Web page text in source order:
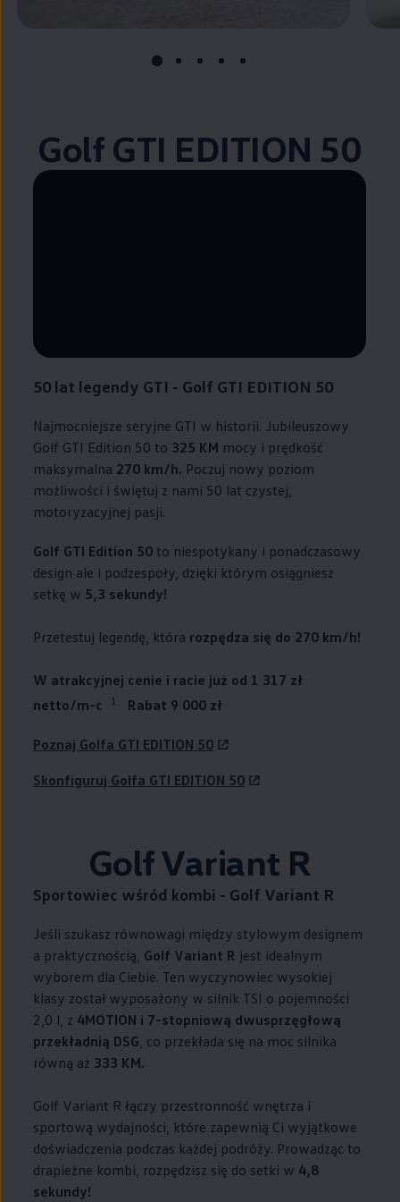
Golf GTI EDITION 50
50 lat legendy GTI - Golf GTI EDITION 50
Najmocniejsze seryjne GTI w historii. Jubileuszowy
Golf GTI Edition 50 to 325 KM mocy i prędkość
maksymalna 270 km/h. Poczuj nowy poziom
możliwości i świętuj z nami 50 lat czystej,
motoryzacyjnej pasji.
Golf GTI Edition 50 to niespotykany i ponadczasowy
design ale i podzespoły, dzięki którym osiągniesz
setkę w 5,3 sekundy!
Przetestuj legendę, która rozpędza się do 270 km/h!
W atrakcyjnej cenie i racie już od 1 317 zł
netto/m-c
1 Rabat 9 000 zł
Poznaj Golfa GTI EDITION 50
Skonfiguruj Golfa GTI EDITION 50
Golf Variant R
Sportowiec wśród kombi - Golf Variant R
Jeśli szukasz równowagi między stylowym designem
a praktycznością, Golf Variant R jest idealnym
wyborem dla Ciebie. Ten wyczynowiec wysokiej
klasy został wyposażony w silnik TSI o pojemności
2,0 l, z 4MOTION i 7-stopniową dwusprzęgłową
przekładnią DSG, co przekłada się na moc silnika
równą aż 333 KM.
Golf Variant R łączy przestronność wnętrza i
sportową wydajności, które zapewnią Ci wyjątkowe
doświadczenia podczas każdej podróży. Prowadząc to
drapieżne kombi, rozpędzisz się do setki w 4,8
sekundy!